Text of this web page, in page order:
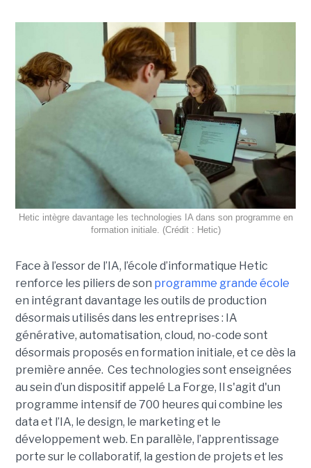
Hetic intègre davantage les technologies IA dans son programme en
formation initiale. (Crédit : Hetic)
Face à l’essor de l’IA, l’école d’informatique Hetic
renforce les piliers de son programme grande école
en intégrant davantage les outils de production
désormais utilisés dans les entreprises : IA
générative, automatisation, cloud, no-code sont
désormais proposés en formation initiale, et ce dès la
première année. Ces technologies sont enseignées
au sein d’un dispositif appelé La Forge, Il s'agit d'un
programme intensif de 700 heures qui combine les
data et l’IA, le design, le marketing et le
développement web. En parallèle, l’apprentissage
porte sur le collaboratif, la gestion de projets et les